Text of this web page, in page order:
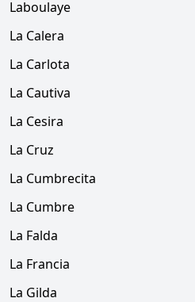
Laboulaye
La Calera
La Carlota
La Cautiva
La Cesira
La Cruz
La Cumbrecita
La Cumbre
La Falda
La Francia
La Gilda